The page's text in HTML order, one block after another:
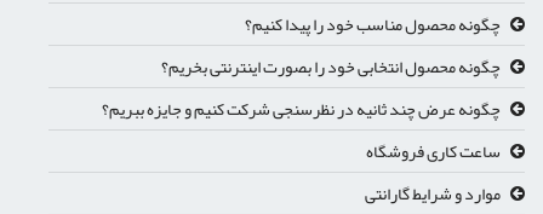
چگونه محصول مناسب خود را پیدا کنیم؟
چگونه محصول انتخابی خود را بصورت اینترنتی بخریم؟
چگونه عرض چند ثانیه در نظرسنجی شرکت کنیم و جایزه ببریم؟
ساعت کاری فروشگاه
موارد و شرایط گارانتی